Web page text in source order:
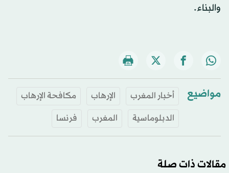
والبناء.
مواضيع أخبار المغرب الإرهاب
مكافحة الإرهاب
الدبلوماسية
المغرب فرنسا
مقالات ذات صلة